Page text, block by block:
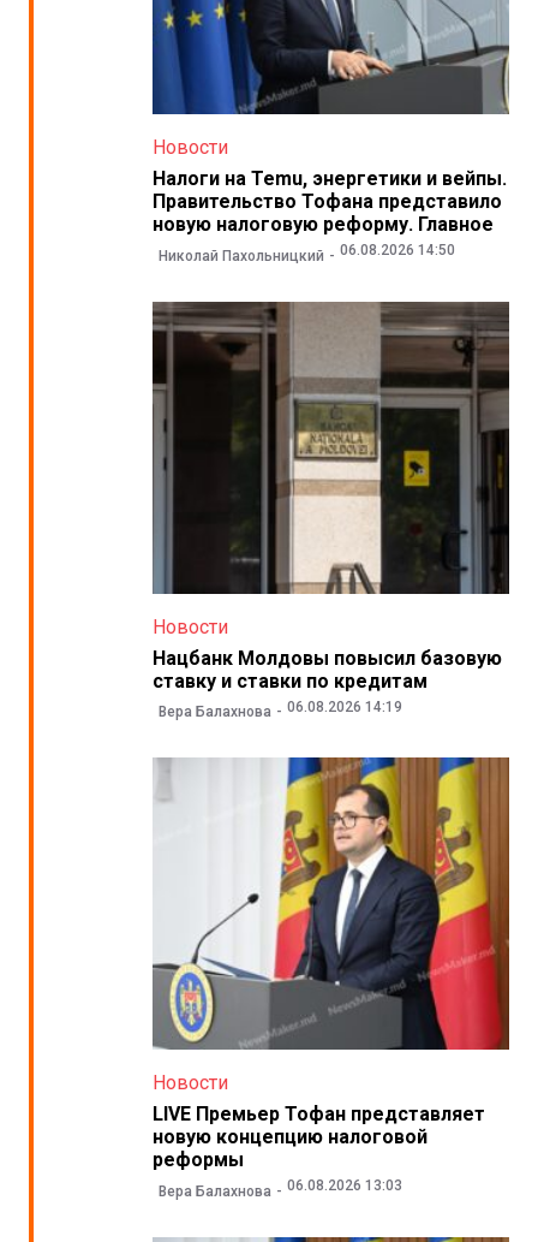
Новости
Налоги на Temu, энергетики и вейпы.
Правительство Тофана представило
новую налоговую реформу. Главное
Николай Пахольницкий 06.08.2026 14:50
Новости
Нацбанк Молдовы повысил базовую
ставку и ставки по кредитам
Вера Балахнова 06.08.2026 14:19
Новости
LIVE Премьер Тофан представляет
новую концепцию налоговой
реформы
Вера Балахнова 06.08.2026 13:03